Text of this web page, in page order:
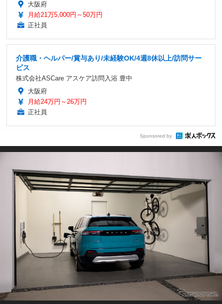
大阪府
月給21万5,000円～50万円
正社員
介護職・ヘルパー/賞与あり/未経験OK/4週8休以上/訪問サー
ビス
株式会社ASCare アスケア訪問入浴 豊中
大阪府
月給24万円～26万円
正社員
Sponsored by